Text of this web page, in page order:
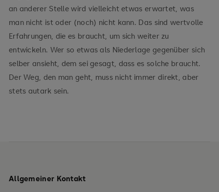
an anderer Stelle wird vielleicht etwas erwartet, was
man nicht ist oder (noch) nicht kann. Das sind wertvolle
Erfahrungen, die es braucht, um sich weiter zu
entwickeln. Wer so etwas als Niederlage gegenüber sich
selber ansieht, dem sei gesagt, dass es solche braucht.
Der Weg, den man geht, muss nicht immer direkt, aber
stets autark sein.
Allgemeiner Kontakt